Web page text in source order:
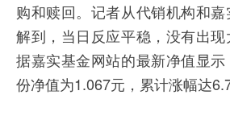
购和赎回。记者从代销机构和
解到，当日反应平稳，没有出现
据嘉实基金网站的最新净值显
份净值为1.067元，累计涨幅达